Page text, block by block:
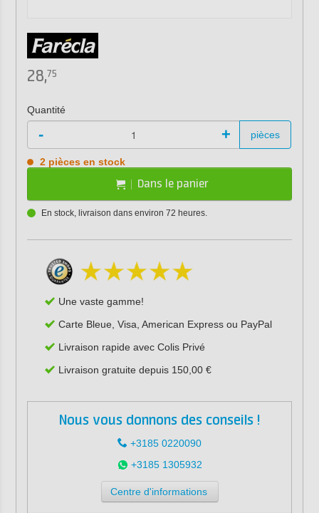
28,75
Quantité
- + pièces
2 pièces en stock
Dans le panier
En stock, livraison dans environ 72 heures.
Une vaste gamme!
Carte Bleue, Visa, American Express ou PayPal
Livraison rapide avec Colis Privé
Livraison gratuite depuis 150,00 €
Nous vous donnons des conseils !
+3185 0220090
+3185 1305932
Centre d'informations